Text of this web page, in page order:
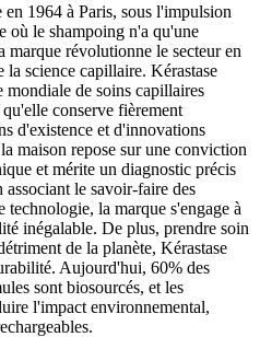
1964 à Paris, sous l'impulsion
où le shampoing n'a qu'une
marque révolutionne le secteur en
science capillaire. Kérastase
mondiale de soins capillaires
conserve fièrement
d'existence et d'innovations
maison repose sur une conviction
et mérite un diagnostic précis
le savoir-faire des
technologie, la marque s'engage à
inégalable. De plus, prendre soin
de la planète, Kérastase
Aujourd'hui, 60% des
sont biosourcés, et les
l'impact environnemental,